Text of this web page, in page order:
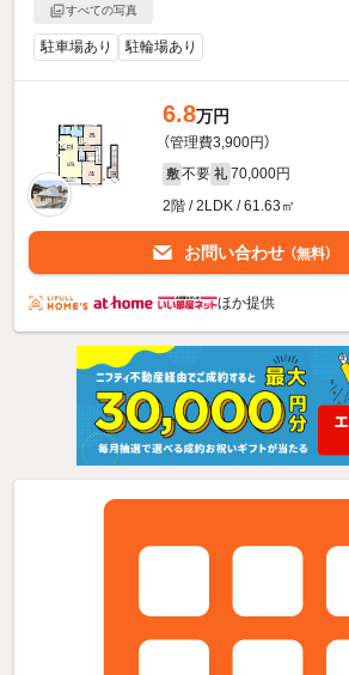
すべての写真
駐車場あり 駐輪場あり
6.8万円
（管理費3,900円）
敷 不要 礼 70,000円
2階 / 2LDK / 61.63㎡
お問い合わせ （無料）
ほか提供